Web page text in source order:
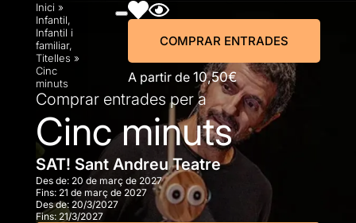
Inici »
Infantil,
Infantil i
familiar,
Titelles »
Cinc
minuts
A partir de 10,50€
COMPRAR ENTRADES
Comprar entrades per a
Cinc minuts
SAT! Sant Andreu Teatre
Des de: 20 de març de 2027
Fins: 21 de març de 2027
Des de: 20/3/2027
Fins: 21/3/2027